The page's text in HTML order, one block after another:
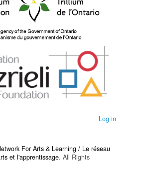
Log in
For Arts & Learning / Le réseau
et l'apprentissage. All Rights